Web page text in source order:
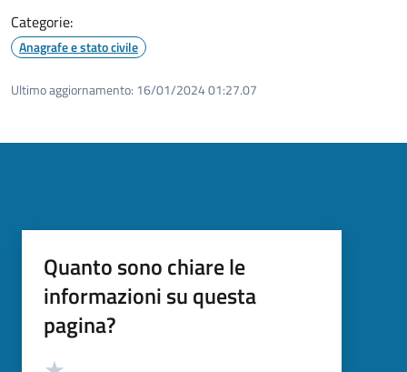
Categorie:
Anagrafe e stato civile
Ultimo aggiornamento: 16/01/2024 01:27.07
Quanto sono chiare le
informazioni su questa
pagina?
Valutazione